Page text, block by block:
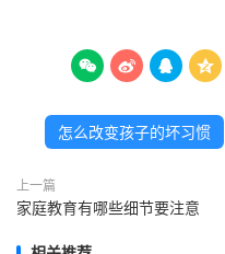
   
怎么改变孩子的坏习惯
上一篇
家庭教育有哪些细节要注意